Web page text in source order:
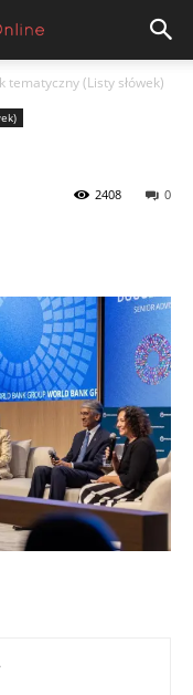
tematyczny (Listy słówek)
0
2408